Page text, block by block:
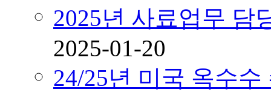
2025년 사료업무 담
2025-01-20
24/25년 미국 옥수